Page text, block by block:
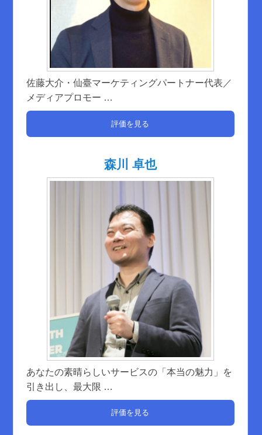
佐藤大介・仙臺マーケティングパートナー代表／
メディアプロモー …
評価を見る
森川 卓也
あなたの素晴らしいサービスの「本当の魅力」を
引き出し、最大限 …
評価を見る